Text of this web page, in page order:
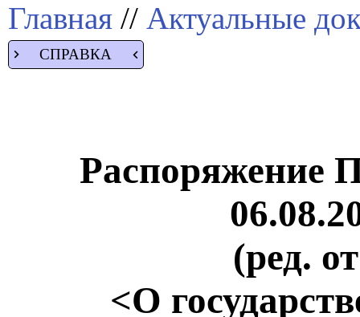
Главная // Актуальные
СПРАВКА
Распоряжение
(ред.
<О